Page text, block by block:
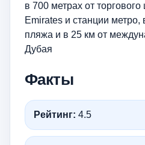
в 700 метрах от
Emirates и станции
пляжа и в 25 км от
Дубая
Факты
Рейтинг: 4.5